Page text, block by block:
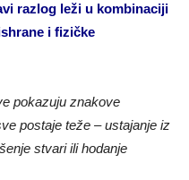
razlog leži u kombinaciji
i fizičke
pokazuju znakove
postaje teže – ustajanje iz
stvari ili hodanje